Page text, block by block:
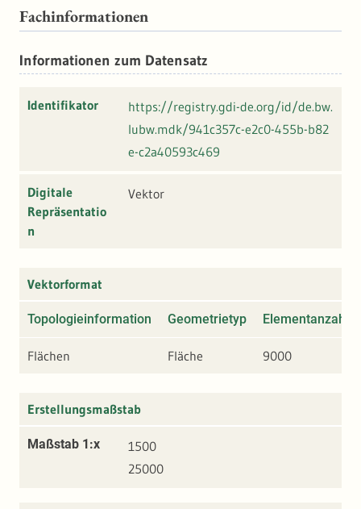
Fachinformationen
Informationen zum Datensatz
Identifikator
https://registry.gdi-de.org/id/de.bw.
lubw.mdk/941c357c-e2c0-455b-b82
e-c2a40593c469
Digitale
Repräsentatio
n
Vektor
Vektorformat
Topologieinformation Geometrietyp Elementanzahl
Flächen Fläche 9000
Erstellungsmaßstab
Maßstab 1:x
1500
25000